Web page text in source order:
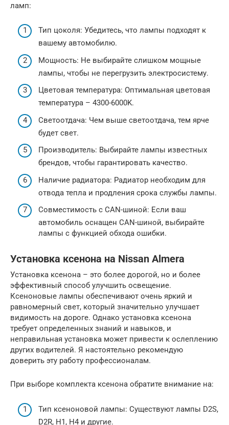
ламп:
Тип цоколя: Убедитесь, что лампы подходят к
вашему автомобилю.
Мощность: Не выбирайте слишком мощные
лампы, чтобы не перегрузить электросистему.
Цветовая температура: Оптимальная цветовая
температура – 4300-6000K.
Светоотдача: Чем выше светоотдача, тем ярче
будет свет.
Производитель: Выбирайте лампы известных
брендов, чтобы гарантировать качество.
Наличие радиатора: Радиатор необходим для
отвода тепла и продления срока службы лампы.
Совместимость с CAN-шиной: Если ваш
автомобиль оснащен CAN-шиной, выбирайте
лампы с функцией обхода ошибки.
Установка ксенона на Nissan Almera
Установка ксенона – это более дорогой, но и более
эффективный способ улучшить освещение.
Ксеноновые лампы обеспечивают очень яркий и
равномерный свет, который значительно улучшает
видимость на дороге. Однако установка ксенона
требует определенных знаний и навыков, и
неправильная установка может привести к ослеплению
других водителей. Я настоятельно рекомендую
доверить эту работу профессионалам.
При выборе комплекта ксенона обратите внимание на:
Тип ксеноновой лампы: Существуют лампы D2S,
D2R, H1, H4 и другие.